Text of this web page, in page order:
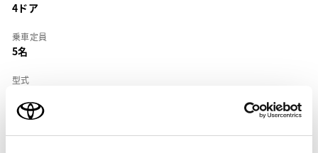
4ドア
乗車定員
5名
型式
全長×
4225×1655×1365mm